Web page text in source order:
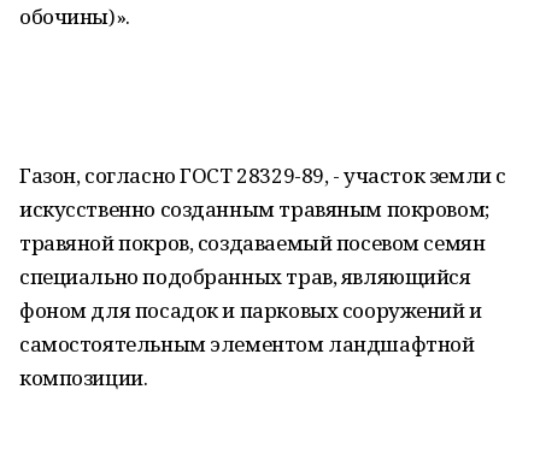
обочины)».
Газон, согласно ГОСТ 28329-89, - участок земли с
искусственно созданным травяным покровом;
травяной покров, создаваемый посевом семян
специально подобранных трав, являющийся
фоном для посадок и парковых сооружений и
самостоятельным элементом ландшафтной
композиции.